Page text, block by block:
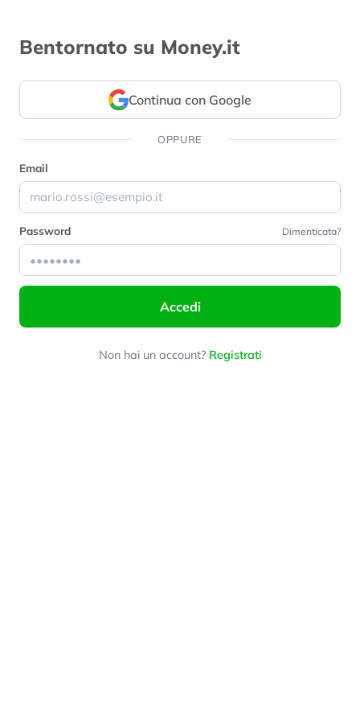
Bentornato su Money.it
Continua con Google
OPPURE
Email
Password Dimenticata?
Accedi
Non hai un account? Registrati